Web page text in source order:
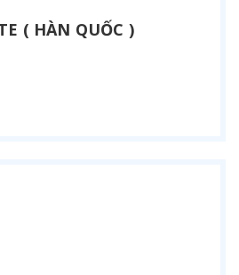
( HÀN QUỐC )